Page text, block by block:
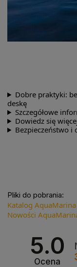
Dobre praktyki:
deskę
Szczegółowe
Dowiedz się
Bezpieczeństwo i
Pliki do pobrania:
Katalog
Nowości
5.0
Ocena